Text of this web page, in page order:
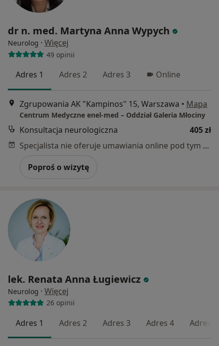
dr n. med. Martyna Anna Wypych
Neurolog · Więcej
49 opinii
Adres 1 Adres 2 Adres 3 Online
Zgrupowania AK "Kampinos" 15, Warszawa • Mapa
Centrum Medyczne enel-med – Oddział Galeria Młociny
Konsultacja neurologiczna
405 zł
Specjalista nie oferuje umawiania online pod tym adresem.
Poproś o wizytę
lek. Renata Anna Ługiewicz
Neurolog · Więcej
26 opinii
Adres 1 Adres 2 Adres 3 Adres 4 Adres 5